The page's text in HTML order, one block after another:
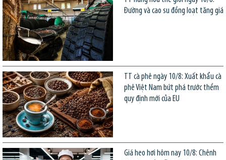
Đường và cao su đồng loạt tăng giá
TT cà phê ngày 10/8: Xuất khẩu cà
phê Việt Nam bứt phá trước thềm
quy định mới của EU
Giá heo hơi hôm nay 10/8: Chênh